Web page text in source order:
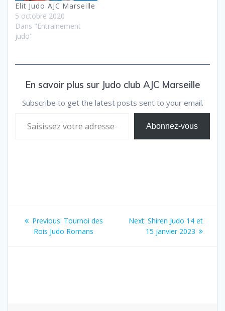
Elit Judo AJC Marseille
5 octobre 2020
Dans "Entrainement
judo"
En savoir plus sur Judo club AJC Marseille
Subscribe to get the latest posts sent to your email.
Abonnez-vous
Navigation
Previous: Previous
post:
Tournoi des
Rois Judo Romans
Next: Next
post:
Shiren Judo 14 et
15 janvier 2023